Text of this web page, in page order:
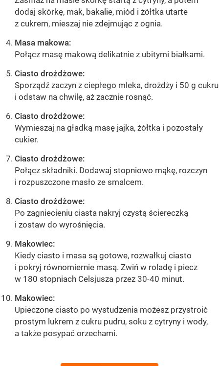
dodaj skórkę, mak, bakalie, miód i żółtka utarte
z cukrem, mieszaj nie zdejmując z ognia.
Masa makowa:
Połącz masę makową delikatnie z ubitymi białkami.
Ciasto drożdżowe:
Sporządź zaczyn z ciepłego mleka, drożdży i 50 g cukru
i odstaw na chwilę, aż zacznie rosnąć.
Ciasto drożdżowe:
Wymieszaj na gładką masę jajka, żółtka i pozostały
cukier.
Ciasto drożdżowe:
Połącz składniki. Dodawaj stopniowo mąkę, rozczyn
i rozpuszczone masło ze smalcem.
Ciasto drożdżowe:
Po zagniecieniu ciasta nakryj czystą ściereczką
i zostaw do wyrośnięcia.
Makowiec:
Kiedy ciasto i masa są gotowe, rozwałkuj ciasto
i pokryj równomiernie masą. Zwiń w roladę i piecz
w 180 stopniach Celsjusza przez 30-40 minut.
Makowiec:
Upieczone ciasto po wystudzenia możesz przystroić
prostym lukrem z cukru pudru, soku z cytryny i wody,
a także posypać orzechami.